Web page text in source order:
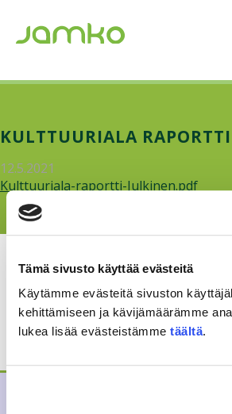
Tämä sivusto käyttää evästeitä
Käytämme evästeitä sivuston
kehittämiseen ja kävijämäärämme
lukea lisää evästeistämme täältä.
KULTTUURIALA
12.5.2021
Kulttuuriala-raportti-Julkinen.pdf
RAKKAUDELLA,MEOM